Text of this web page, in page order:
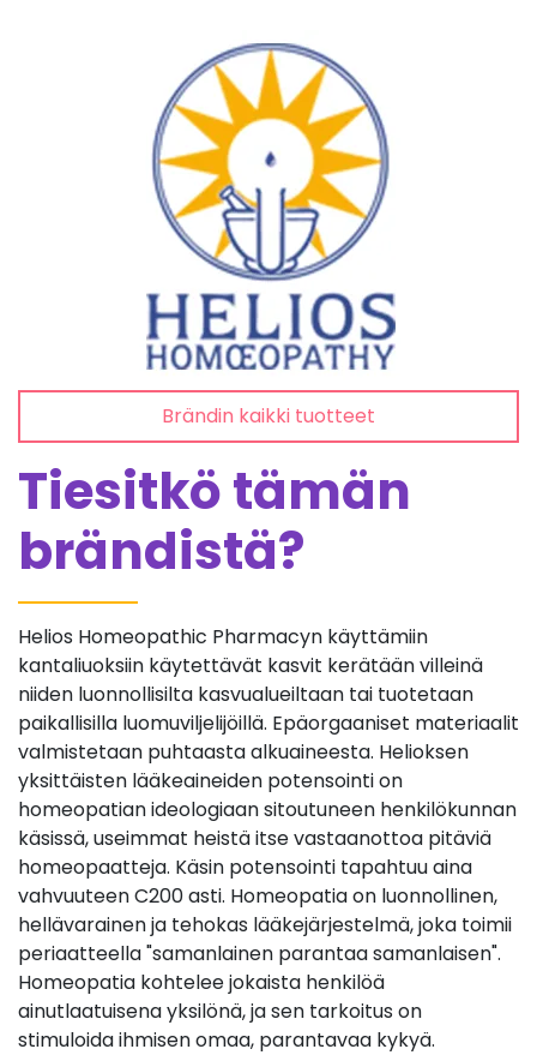
Brändin kaikki tuotteet
Tiesitkö tämän
brändistä?
Helios Homeopathic Pharmacyn käyttämiin
kantaliuoksiin käytettävät kasvit kerätään villeinä
niiden luonnollisilta kasvualueiltaan tai tuotetaan
paikallisilla luomuviljelijöillä. Epäorgaaniset materiaalit
valmistetaan puhtaasta alkuaineesta. Helioksen
yksittäisten lääkeaineiden potensointi on
homeopatian ideologiaan sitoutuneen henkilökunnan
käsissä, useimmat heistä itse vastaanottoa pitäviä
homeopaatteja. Käsin potensointi tapahtuu aina
vahvuuteen C200 asti. Homeopatia on luonnollinen,
hellävarainen ja tehokas lääkejärjestelmä, joka toimii
periaatteella "samanlainen parantaa samanlaisen".
Homeopatia kohtelee jokaista henkilöä
ainutlaatuisena yksilönä, ja sen tarkoitus on
stimuloida ihmisen omaa, parantavaa kykyä.